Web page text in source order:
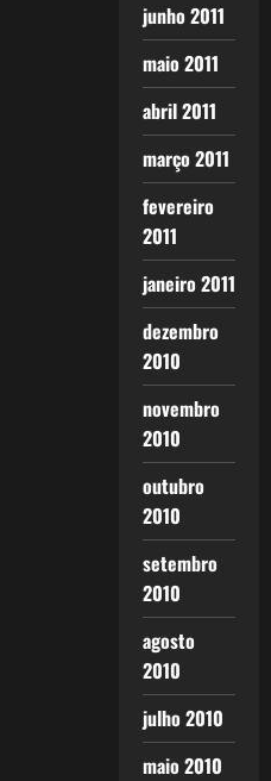
junho 2011
maio 2011
abril 2011
março 2011
fevereiro
2011
janeiro 2011
dezembro
2010
novembro
2010
outubro
2010
setembro
2010
agosto
2010
julho 2010
maio 2010